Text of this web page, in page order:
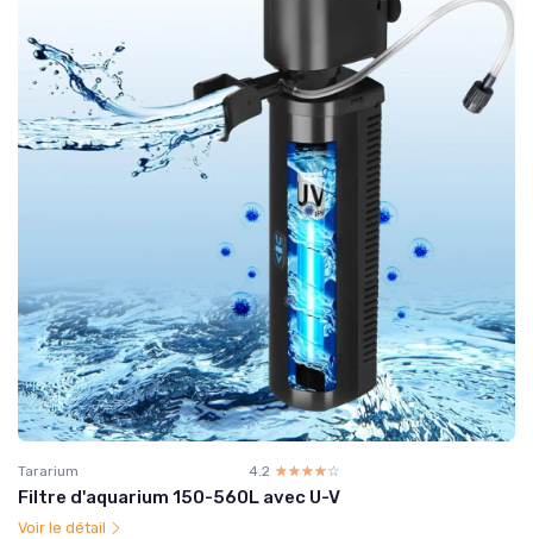
Tararium 4.2 ☆☆☆☆☆
★★★★★
Filtre d'aquarium 150-560L avec U-V
Voir le détail